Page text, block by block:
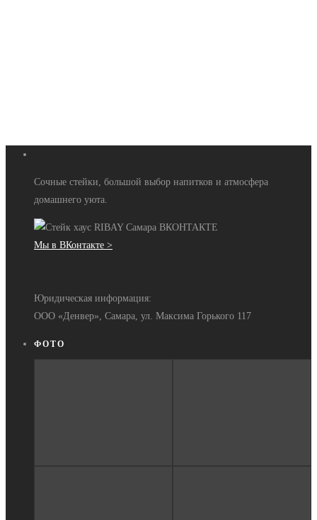
Сочные стейки, большой выбор напитков и атмосфера
домашнего уюта.
Мы в ВКонтакте >
Юридическая информация:
ООО «Денвер», Самара, ул. Максима Горького 117
ФОТО